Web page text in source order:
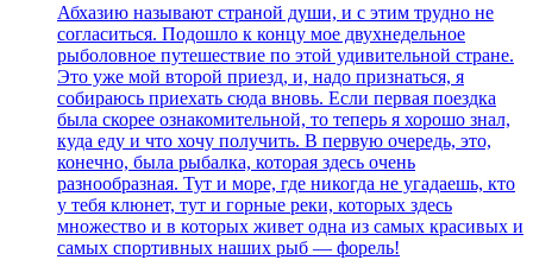
Абхазию называют страной души, и с этим трудно не
согласиться. Подошло к концу мое двухнедельное
рыболовное путешествие по этой удивительной стране.
Это уже мой второй приезд, и, надо признаться, я
собираюсь приехать сюда вновь. Если первая поездка
была скорее ознакомительной, то теперь я хорошо знал,
куда еду и что хочу получить. В первую очередь, это,
конечно, была рыбалка, которая здесь очень
разнообразная. Тут и море, где никогда не угадаешь, кто
у тебя клюнет, тут и горные реки, которых здесь
множество и в которых живет одна из самых красивых и
самых спортивных наших рыб — форель!